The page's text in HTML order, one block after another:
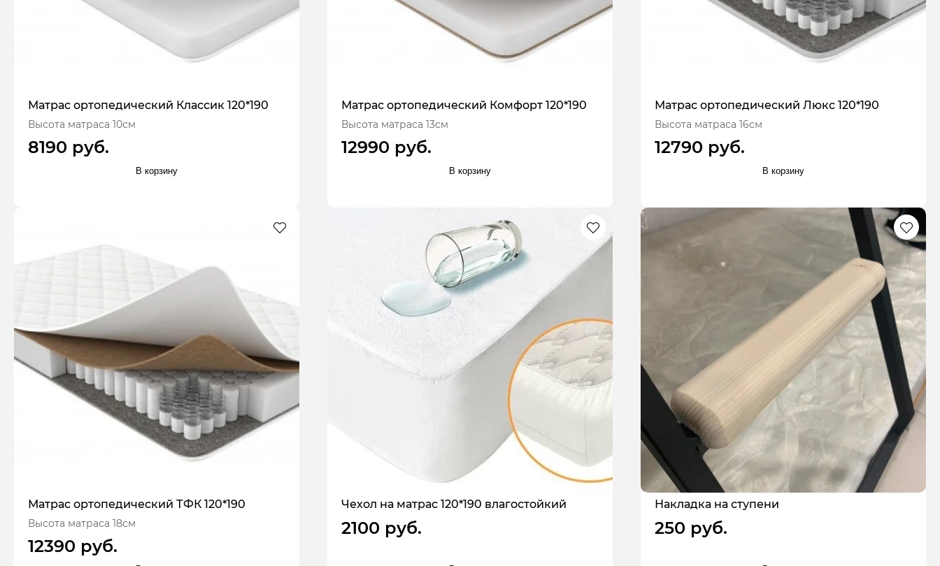
Матрас ортопедический Классик 120*190
Высота матраса 10см
8190 руб.
В корзину
Матрас ортопедический Комфорт 120*190
Высота матраса 13см
12990 руб.
В корзину
Матрас ортопедический Люкс 120*190
Высота матраса 16см
12790 руб.
В корзину
Матрас ортопедический ТФК 120*190
Высота матраса 18см
12390 руб.
Чехол на матрас 120*190 влагостойкий
2100 руб.
Накладка на ступени
250 руб.